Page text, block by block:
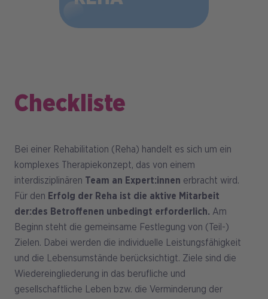
Checkliste
Bei einer Rehabilitation (Reha) handelt es sich um ein
komplexes Therapiekonzept, das von einem
interdisziplinären Team an Expert:innen erbracht wird.
Für den Erfolg der Reha ist die aktive Mitarbeit
der:des Betroffenen unbedingt erforderlich. Am
Beginn steht die gemeinsame Festlegung von (Teil-)
Zielen. Dabei werden die individuelle Leistungsfähigkeit
und die Lebensumstände berücksichtigt. Ziele sind die
Wiedereingliederung in das berufliche und
gesellschaftliche Leben bzw. die Verminderung der